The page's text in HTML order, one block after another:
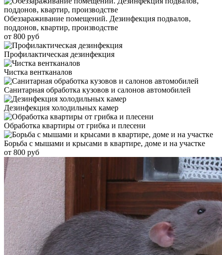
Обеззараживание помещений. Дезинфекция подвалов,
поддонов, квартир, производстве
от 800 руб
Профилактическая дезинфекция
Чистка вентканалов
Санитарная обработка кузовов и салонов автомобилей
Дезинфекция холодильных камер
Обработка квартиры от грибка и плесени
Борьба с мышами и крысами в квартире, доме и на участке
от 800 руб